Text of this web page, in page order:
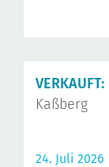
VERKAUFT:
Kaßberg
24. Juli 2026